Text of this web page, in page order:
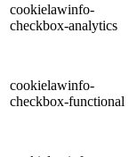
cookielawinfo-
checkbox-analytics
cookielawinfo-
checkbox-functional